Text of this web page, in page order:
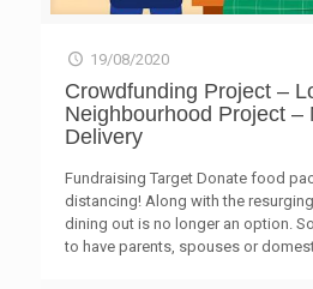
19/08/2020
Crowdfunding Project –
Neighbourhood Project –
Delivery
Fundraising Target Donate food
distancing! Along with the
dining out is no longer an option.
to have parents, spouses or